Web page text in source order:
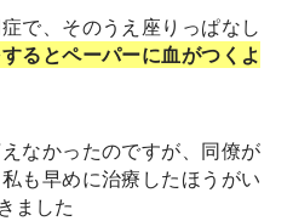
で、そのうえ座りっぱなし
るとペーパーに血がつくよ
なかったのですが、同僚が
も早めに治療したほうがい
ました